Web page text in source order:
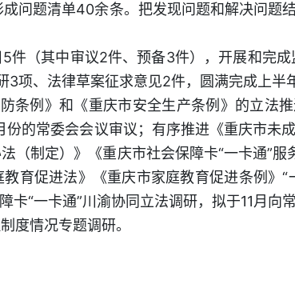
问题清单40余条。把发现问题和解决问题
件（其中审议2件、预备3件），开展和完
项、法律草案征求意见2件，圆满完成上半
条例》和《重庆市安全生产条例》的立法
份的常委会会议审议；有序推进《重庆市未
（制定）》《重庆市社会保障卡“一卡通”
育促进法》《重庆市家庭教育促进条例》“
卡“一卡通”川渝协同立法调研，拟于11月向
度情况专题调研。